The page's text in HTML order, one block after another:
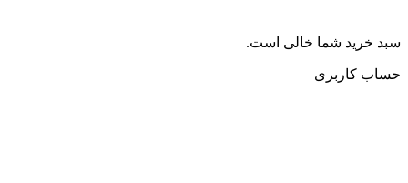
سبد خرید شما خالی است.
حساب کاربری